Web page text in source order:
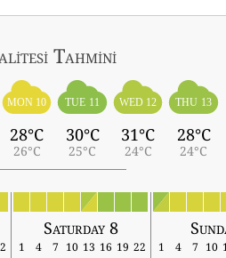
Tahmini
MON 10
28°C
26°C
TUE 11
30°C
25°C
WED 12
31°C
24°C
THU 13
28°C
24°C
Saturday 8
1 4 7 10 13 16 19 22 1 4 7 10